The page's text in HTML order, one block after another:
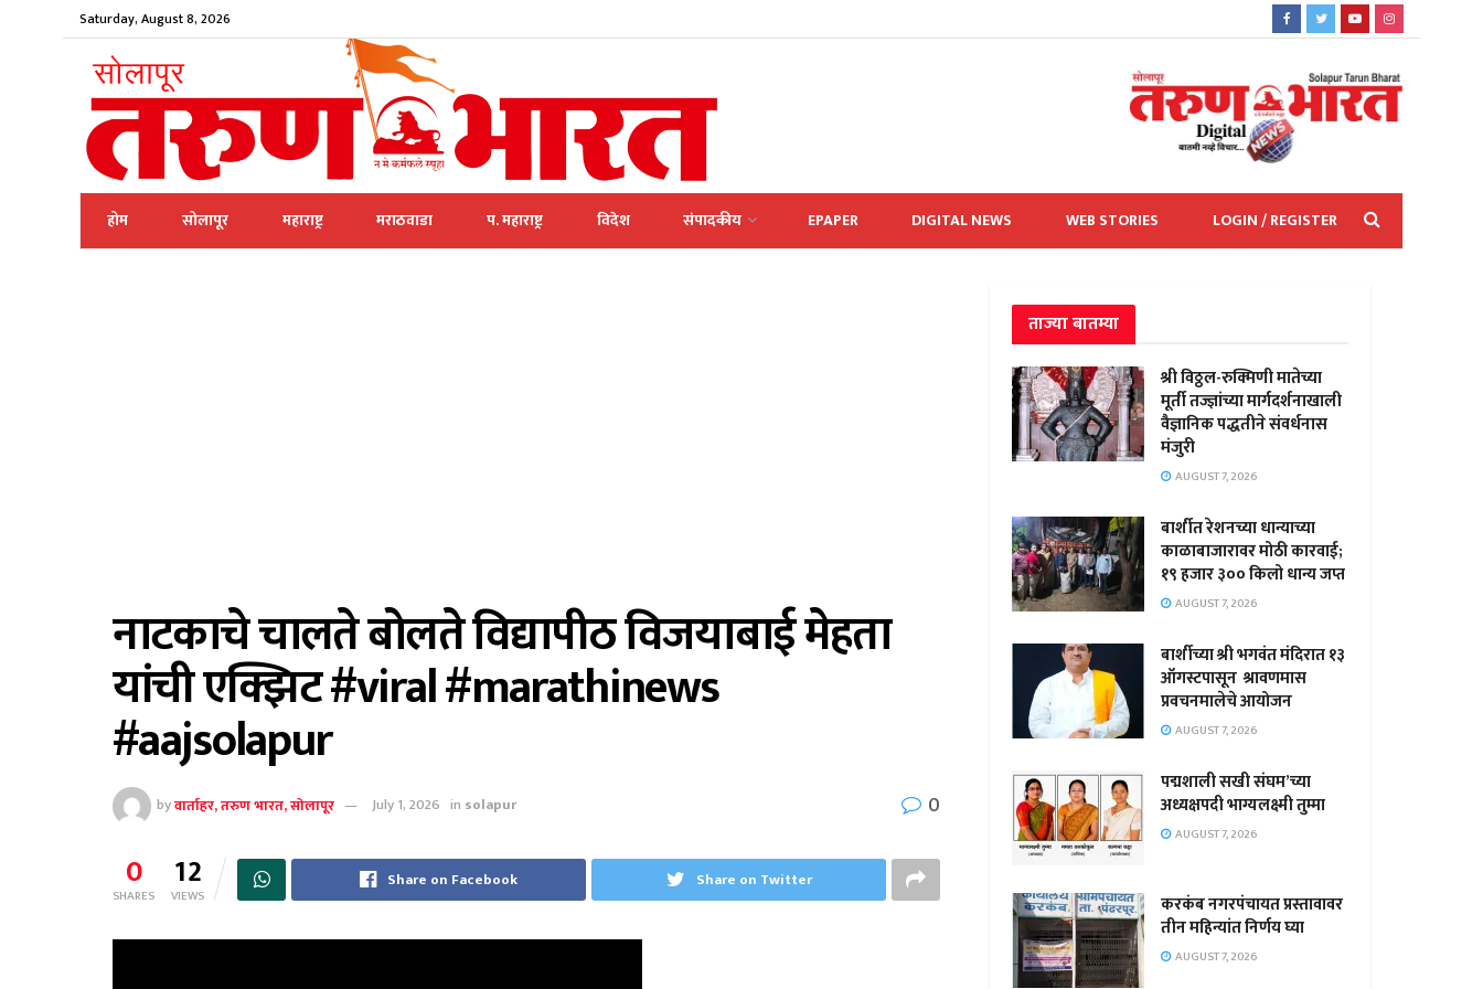
Saturday, August 8, 2026
होम सोलापूर महाराष्ट्र मराठवाडा प. महाराष्ट्र विदेश संपादकीय EPAPER DIGITAL NEWS WEB STORIES LOGIN / REGISTER
नाटकाचे चालते बोलते विद्यापीठ विजयाबाई मेहता
यांची एक्झिट #viral #marathinews
#aajsolapur
byवार्ताहर, तरुण भारत, सोलापूर July 1, 2026 in solapur 0
0
SHARES 12
VIEWS
Share on Facebook Share on Twitter
ताज्या बातम्या
श्री विठ्ठल-रुक्मिणी मातेच्या
मूर्ती तज्ज्ञांच्या मार्गदर्शनाखाली
वैज्ञानिक पद्धतीने संवर्धनास
मंजुरी
AUGUST 7, 2026
बार्शीत रेशनच्या धान्याच्या
काळाबाजारावर मोठी कारवाई;
१९ हजार ३०० किलो धान्य जप्त
AUGUST 7, 2026
बार्शीच्या श्री भगवंत मंदिरात १३
ऑगस्टपासून श्रावणमास
प्रवचनमालेचे आयोजन
AUGUST 7, 2026
पद्मशाली सखी संघम’च्या
अध्यक्षपदी भाग्यलक्ष्मी तुम्मा
AUGUST 7, 2026
करकंब नगरपंचायत प्रस्तावावर
तीन महिन्यांत निर्णय घ्या
AUGUST 7, 2026